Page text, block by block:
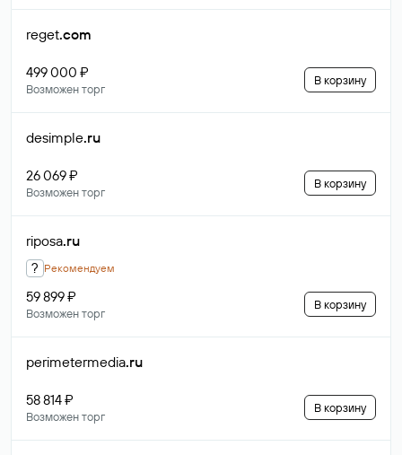
reget.com
499 000 ₽
Возможен торг
В корзину
desimple.ru
26 069 ₽
Возможен торг
В корзину
riposa.ru
? Рекомендуем
59 899 ₽
Возможен торг
В корзину
perimetermedia.ru
58 814 ₽
Возможен торг
В корзину